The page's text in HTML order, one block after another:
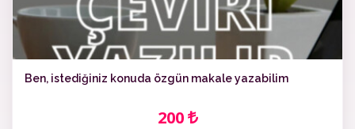
Ben, istediğiniz konuda özgün makale yazabilim
200